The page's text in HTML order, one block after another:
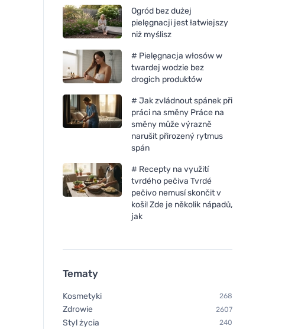
Ogród bez dużej
pielęgnacji jest łatwiejszy
niż myślisz
# Pielęgnacja włosów w
twardej wodzie bez
drogich produktów
# Jak zvládnout spánek při
práci na směny Práce na
směny může výrazně
narušit přirozený rytmus
spán
# Recepty na využití
tvrdého pečiva Tvrdé
pečivo nemusí skončit v
koši! Zde je několik nápadů,
jak
Tematy
Kosmetyki 268
Zdrowie 2607
Styl życia 240